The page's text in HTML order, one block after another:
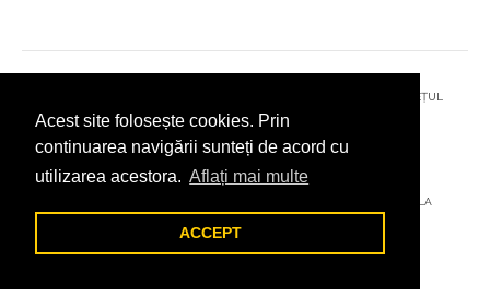
Acest site folosește cookies. Prin
continuarea navigării sunteți de acord cu
utilizarea acestora. Aflați mai multe
ACCEPT
© 2026 - PRIMĂRIA MUNICIPIULUI CÂMPULUNG MOLDOVENESC, JUDEȚUL
SUCEAVA
AȚI ÎNTÂMPINAT O PROBLEMĂ TEHNICĂ? TRIMITEȚI-NE UN EMAIL LA
DIGITAL@ADDICTAD.RO